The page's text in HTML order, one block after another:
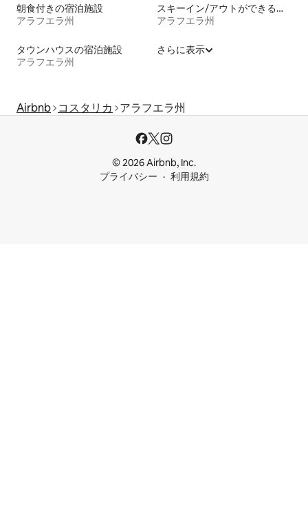
朝食付きの宿泊施設
アラフエラ州
スキーイン/アウトができる宿泊先
アラフエラ州
タウンハウスの宿泊施設
アラフエラ州
さらに表示
Airbnb コスタリカ アラフエラ州
© 2026 Airbnb, Inc.
プライバシー
利用規約